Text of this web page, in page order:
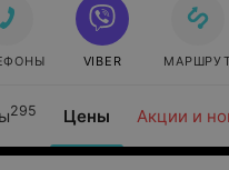
295 Цены Акции и
VIBER